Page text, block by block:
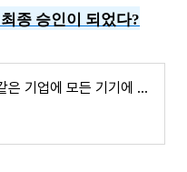
종 승인이 되었다?
EU 에서 애플과 같은 기업에 모든 기기에 USB-C 를 채택하도록 하는 법률에 최종 승인이 되었다?